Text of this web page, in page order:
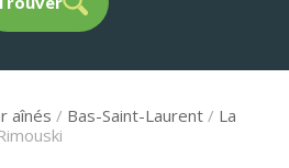
aînés / Bas-Saint-Laurent / La